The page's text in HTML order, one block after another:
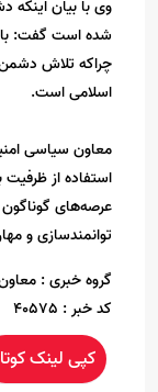
وی با بیان
شده است گفت:
چراکه تلاش
اسلامی است.
معاون سیاسی
استفاده از
عرصه‌های گوناگون
توانمندسازی و
گروه خبری :
کد خبر : 40575
کپی لینک